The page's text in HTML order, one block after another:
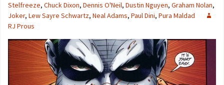
Stelfreeze, Chuck Dixon, Dennis O'Neil, Dustin Nguyen, Graham Nolan,
Joker, Lew Sayre Schwartz, Neal Adams, Paul Dini, Pura Maldad
RJ Prous